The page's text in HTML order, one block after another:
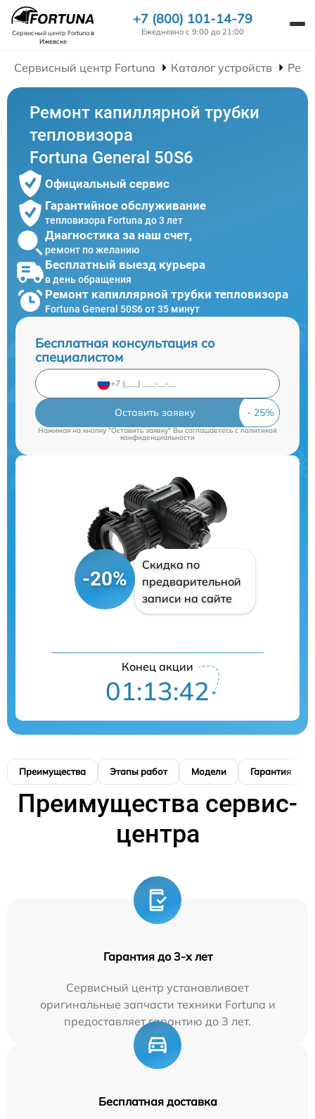
Сервисный центр Fortunaв
Ижевске
+7 (800) 101-14-79
Ежедневно с 9:00 до 21:00
Сервисный центр Fortuna Каталог устройств
Ремонт капиллярной трубки
тепловизора
Fortuna General 50S6
Официальный сервис
Гарантийное обслуживание
тепловизора Fortuna до 3 лет
Диагностика за наш счет,
ремонт по желанию
Бесплатный выезд курьера
в день обращения
Ремонт капиллярной трубки тепловизора
Fortuna General 50S6 от 35 минут
Бесплатная консультация со
специалистом
Оставить заявку
Нажимая на кнопку "Оставить заявку" Вы соглашаетесь cполитикой
конфиденциальности
-20%
Скидка по
предварительной
записи на сайте
Конец акции
01:13:42
Преимущества Этапы работ Модели Гарантия
Преимущества сервис-
центра
Гарантия до 3-х лет
Сервисный центр устанавливает
оригинальные запчасти техники Fortuna и
предоставляет гарантию до 3 лет.
Бесплатная доставка